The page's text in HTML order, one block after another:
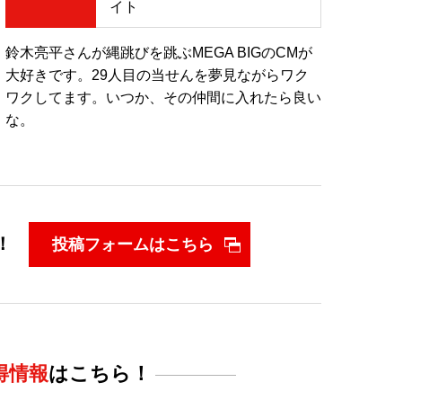
イト
鈴木亮平さんが縄跳びを跳ぶMEGA BIGのCMが
大好きです。29人目の当せんを夢見ながらワク
ワクしてます。いつか、その仲間に入れたら良い
な。
投稿フォームはこちら
情報はこちら！